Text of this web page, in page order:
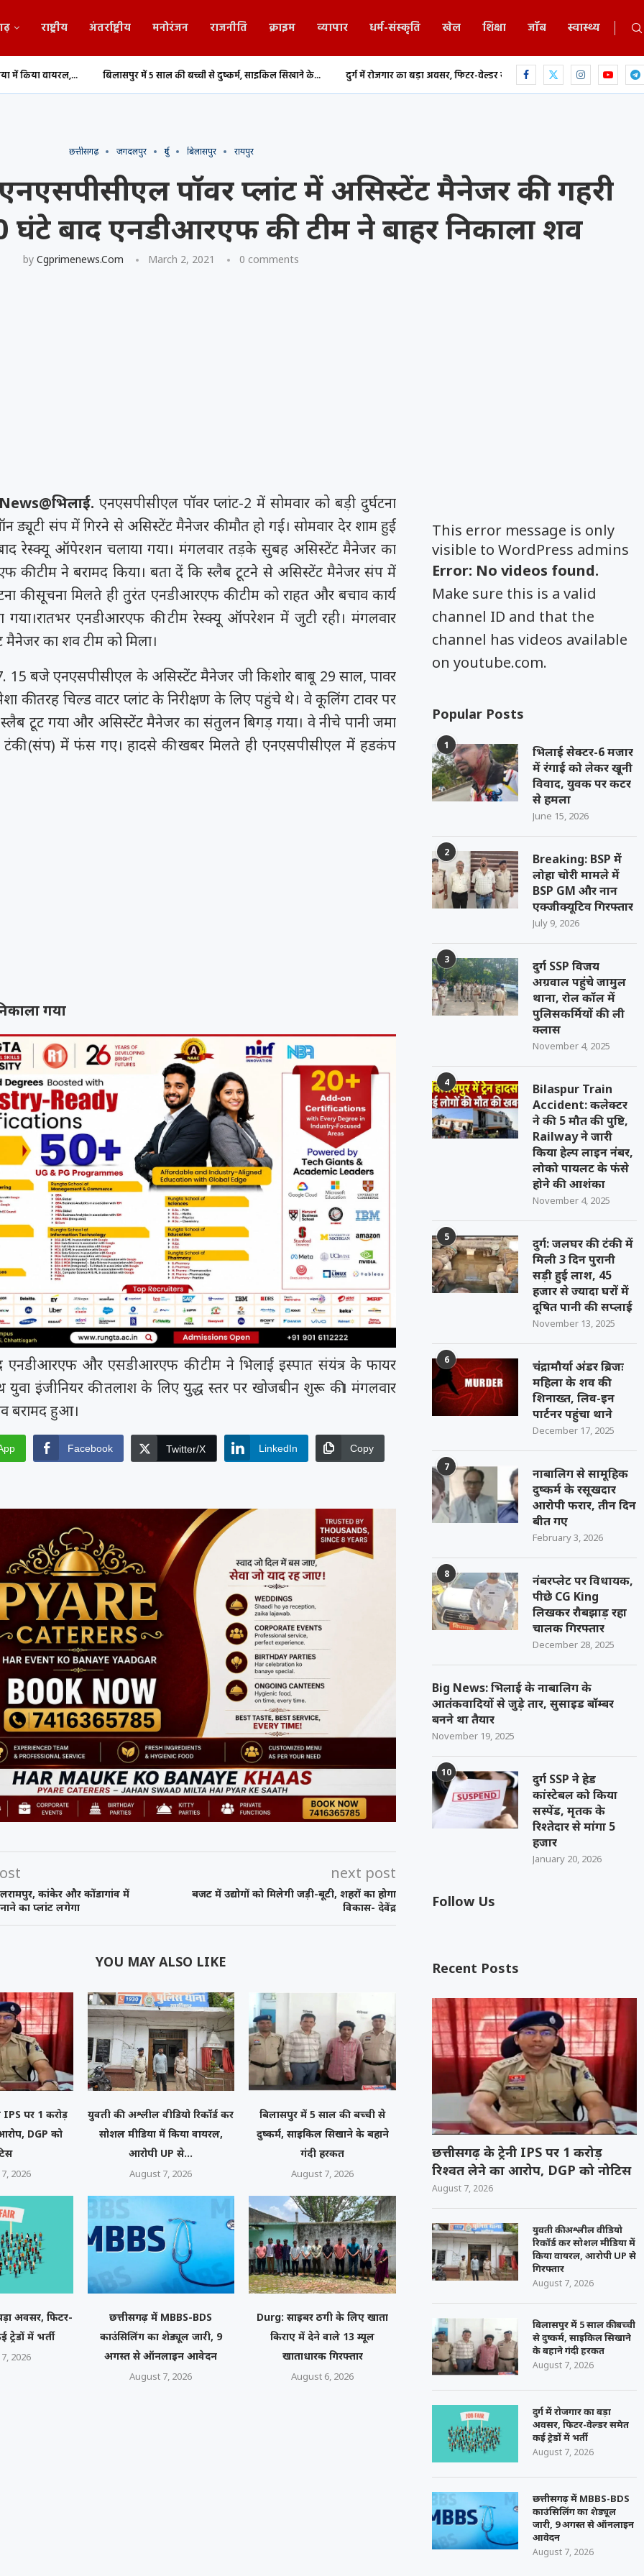
राष्ट्रीय अंतर्राष्ट्रीय मनोरंजन राजनीति क्राइम व्यापार धर्म-संस्कृति खेल शिक्षा जॉब स्वास्थ्य
बिलासपुर में 5 साल की बच्ची से दुष्कर्म, साइकिल सिखाने के... दुर्ग में रोजगार का बड़ा अवसर, फिटर-वेल्डर समेत कई ट्रेडों में... छत्तीसगढ़ में MBBS-BDS
छत्तीसगढ़ जगदलपुर दुर्ग बिलासपुर रायपुर
पॉवर प्लांट में असिस्टेंट मैनेजर की गहरी
घंटे बाद एनडीआरएफ की टीम ने बाहर निकाला शव
by Cgprimenews.com March 2, 2021 0 comments
एनएसपीसीएल पॉवर प्लांट-2 में सोमवार को बड़ी दुर्घटना
ड्यूटी संप में गिरने से असिस्टेंट मैनेजर की मौत हो गई। सोमवार देर शाम हुई
रेस्क्यू ऑपेरशन चलाया गया। मंगलवार तड़के सुबह असिस्टेंट मैनेजर का
की टीम ने बरामद किया। बता दें कि स्लैब टूटने से असिस्टेंट मैनेजर संप में
की सूचना मिलते ही तुरंत एनडीआरएफ की टीम को राहत और बचाव कार्य
गया।रातभर एनडीआरएफ की टीम रेस्क्यू ऑपरेशन में जुटी रही। मंगलवार
का शव टीम को मिला।
15 बजे एनएसपीसीएल के असिस्टेंट मैनेजर जी किशोर बाबू 29 साल, पावर
की तरह चिल्ड वाटर प्लांट के निरीक्षण के लिए पहुंचे थे। वे कूलिंग टावर पर
स्लैब टूट गया और असिस्टेंट मैनेजर का संतुलन बिगड़ गया। वे नीचे पानी जमा
(संप) में फंस गए। हादसे की खबर मिलते ही एनएसपीसीएल में हडकंप
गया
एनडीआरएफ और एसडीआरएफ की टीम ने भिलाई इस्पात संयंत्र के फायर
युवा इंजीनियर की तलाश के लिए युद्ध स्तर पर खोजबीन शुरू की। मंगलवार
बरामद हुआ।
Facebook Twitter/X LinkedIn Copy
कांकेर और कोंडागांव में
का प्लांट लगेगा
next post
बजट में उद्योगों को मिलेगी जड़ी-बूटी, शहरों का होगा
विकास- देवेंद्र
YOU MAY ALSO LIKE
IPS पर 1 करोड़
DGP को
2026
युवती की अश्लील वीडियो रिकॉर्ड कर
सोशल मीडिया में किया वायरल,
आरोपी UP से...
August 7, 2026
बिलासपुर में 5 साल की बच्ची से
दुष्कर्म, साइकिल सिखाने के बहाने
गंदी हरकत
August 7, 2026
अवसर, फिटर-
में भर्ती
2026
छत्तीसगढ़ में MBBS-BDS
काउंसिलिंग का शेड्यूल जारी, 9
अगस्त से ऑनलाइन आवेदन
August 7, 2026
Durg: साइबर ठगी के लिए खाता
किराए में देने वाले 13 म्यूल
खाताधारक गिरफ्तार
August 6, 2026
This error message is only
visible to WordPress admins
Error: No videos found.
Make sure this is a valid
channel ID and that the
channel has videos available
on youtube.com.
Popular Posts
1
भिलाई सेक्टर-6 मजार
में रंगाई को लेकर खूनी
विवाद, युवक पर कटर
से हमला
June 15, 2026
2
Breaking: BSP में
लोहा चोरी मामले में
BSP GM और नान
एक्जीक्यूटिव गिरफ्तार
July 9, 2026
3
दुर्ग SSP विजय
अग्रवाल पहुंचे जामुल
थाना, रोल कॉल में
पुलिसकर्मियों की ली
क्लास
November 4, 2025
4
Bilaspur Train
Accident: कलेक्टर
ने की 5 मौत की पुष्टि,
Railway ने जारी
किया हेल्प लाइन नंबर,
लोको पायलट के फंसे
होने की आशंका
November 4, 2025
5
दुर्ग: जलघर की टंकी में
मिली 3 दिन पुरानी
सड़ी हुई लाश, 45
हजार से ज्यादा घरों में
दूषित पानी की सप्लाई
November 13, 2025
6
चंद्रामौर्या अंडर ब्रिजः
महिला के शव की
शिनाख्त, लिव-इन
पार्टनर पहुंचा थाने
December 17, 2025
7
नाबालिग से सामूहिक
दुष्कर्म के रसूखदार
आरोपी फरार, तीन दिन
बीत गए
February 3, 2026
8
नंबरप्लेट पर विधायक,
पीछे CG King
लिखकर रौबझाड़ रहा
चालक गिरफ्तार
December 28, 2025
Big News: भिलाई के नाबालिग के
आतंकवादियों से जुड़े तार, सुसाइड बॉम्बर
बनने था तैयार
November 19, 2025
10
दुर्ग SSP ने हेड
कांस्टेबल को किया
सस्पेंड, मृतक के
रिश्तेदार से मांगा 5
हजार
January 20, 2026
Follow Us
Recent Posts
छत्तीसगढ़ के ट्रेनी IPS पर 1 करोड़
रिश्वत लेने का आरोप, DGP को नोटिस
August 7, 2026
युवती की अश्लील वीडियो
रिकॉर्ड कर सोशल मीडिया में
किया वायरल, आरोपी UP से
गिरफ्तार
August 7, 2026
बिलासपुर में 5 साल की बच्ची
से दुष्कर्म, साइकिल सिखाने
के बहाने गंदी हरकत
August 7, 2026
दुर्ग में रोजगार का बड़ा
अवसर, फिटर-वेल्डर समेत
कई ट्रेडों में भर्ती
August 7, 2026
छत्तीसगढ़ में MBBS-BDS
काउंसिलिंग का शेड्यूल
जारी, 9 अगस्त से ऑनलाइन
आवेदन
August 7, 2026
रैना समेत 6
के फिल्म
चक...
में चमका